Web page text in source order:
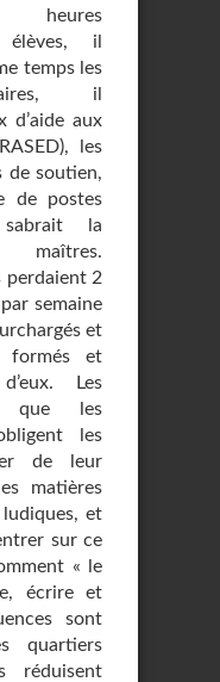
élèves, il
temps les
il
d’aide aux
les
de soutien,
de postes
la
perdaient 2
semaine
et
formés et
Les
que les
les
de leur
matières
et
sur ce
« le
écrire et
sont
quartiers
réduisent